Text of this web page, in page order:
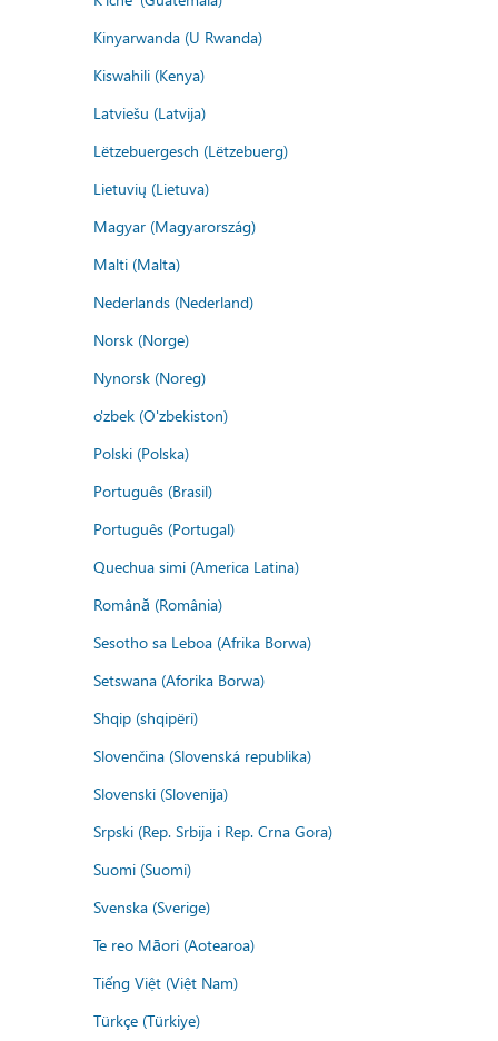
Kinyarwanda (U Rwanda)
Kiswahili (Kenya)
Latviešu (Latvija)
Lëtzebuergesch (Lëtzebuerg)
Lietuvių (Lietuva)
Magyar (Magyarország)
Malti (Malta)
Nederlands (Nederland)
Norsk (Norge)
Nynorsk (Noreg)
o'zbek (O'zbekiston)
Polski (Polska)
Português (Brasil)
Português (Portugal)
Quechua simi (America Latina)
Română (România)
Sesotho sa Leboa (Afrika Borwa)
Setswana (Aforika Borwa)
Shqip (shqipëri)
Slovenčina (Slovenská republika)
Slovenski (Slovenija)
Srpski (Rep. Srbija i Rep. Crna Gora)
Suomi (Suomi)
Svenska (Sverige)
Te reo Māori (Aotearoa)
Tiếng Việt (Việt Nam)
Türkçe (Türkiye)